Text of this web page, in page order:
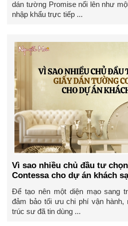
dán tường Promise nổi lên như
nhập khẩu trực tiếp ...
Vì sao nhiều chủ đầu tư
Contessa cho dự án khách
Để tạo nên một diện mạo sang
đảm bảo tối ưu chi phí vận hành,
trúc sư đã tin dùng ...